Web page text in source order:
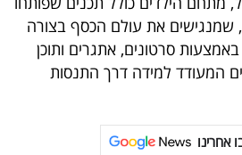
שמנגישים את עולם הכסף בצורה
סרטונים, אתגרים ותוכן
המעודד למידה דרך התנסות
אחרינו